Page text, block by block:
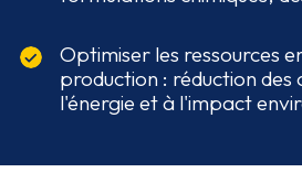
Optimiser les ressources
production : réduction des
l'énergie et à l'impact